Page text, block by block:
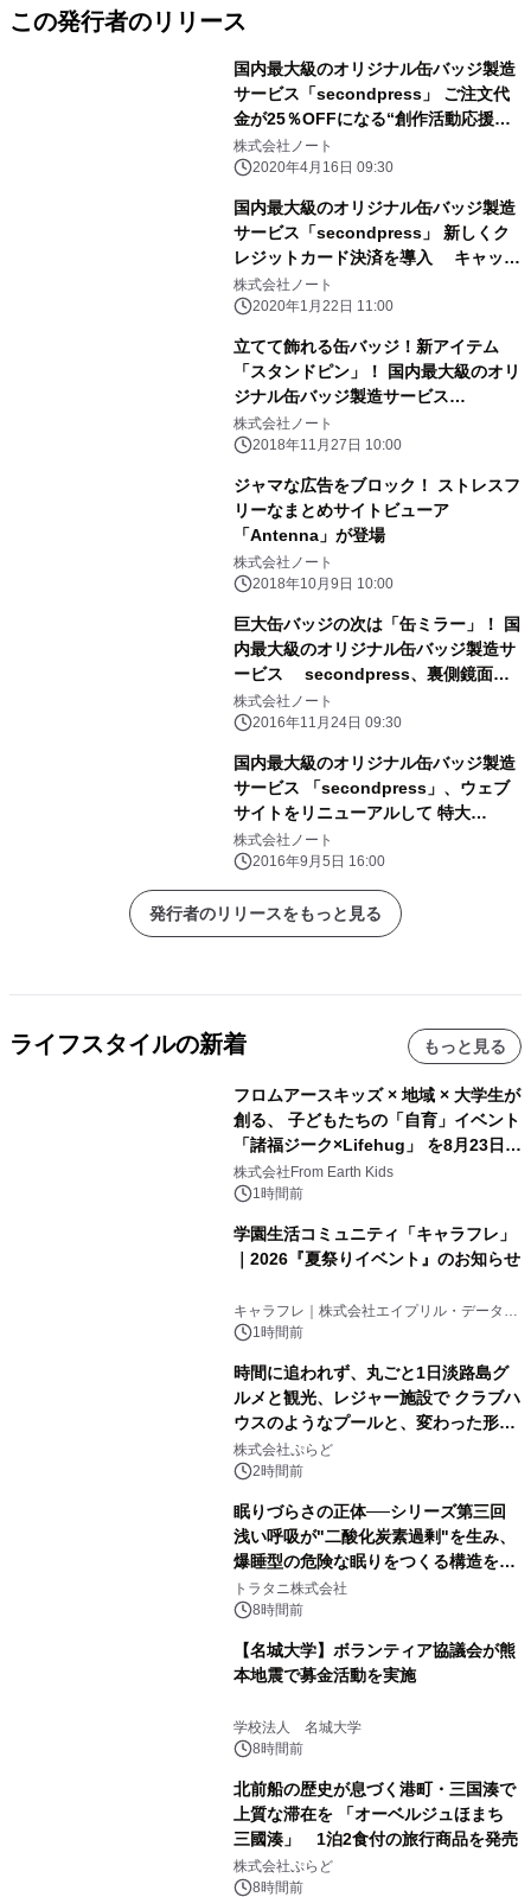
この発行者のリリース
国内最大級のオリジナル缶バッジ製造
サービス「secondpress」 ご注文代
金が25％OFFになる“創作活動応援キ
ャンペーン”開始
株式会社ノート
2020年4月16日 09:30
国内最大級のオリジナル缶バッジ製造
サービス「secondpress」 新しくク
レジットカード決済を導入 キャッシ
ュレス決済で5％還元！
株式会社ノート
2020年1月22日 11:00
立てて飾れる缶バッジ！新アイテム
「スタンドピン」！ 国内最大級のオリ
ジナル缶バッジ製造サービス
secondpress、 スタンド付の缶バッ
ジをリリース
株式会社ノート
2018年11月27日 10:00
ジャマな広告をブロック！ ストレスフ
リーなまとめサイトビューア
「Antenna」が登場
株式会社ノート
2018年10月9日 10:00
巨大缶バッジの次は「缶ミラー」！ 国
内最大級のオリジナル缶バッジ製造サ
ービス secondpress、裏側鏡面の
新製品をリリース
株式会社ノート
2016年11月24日 09:30
国内最大級のオリジナル缶バッジ製造
サービス 「secondpress」、ウェブ
サイトをリニューアルして 特大
100mm缶バッジをリリース
株式会社ノート
2016年9月5日 16:00
発行者のリリースをもっと見る
ライフスタイルの新着 もっと見る
フロムアースキッズ × 地域 × 大学生が
創る、 子どもたちの「自育」イベント
「諸福ジーク×Lifehug」 を8月23日
(日)開催
株式会社From Earth Kids
1時間前
学園生活コミュニティ「キャラフレ」
｜2026『夏祭りイベント』のお知らせ
キャラフレ｜株式会社エイプリル・データ・
デザインズ
1時間前
時間に追われず、丸ごと1日淡路島グ
ルメと観光、レジャー施設で クラブハ
ウスのようなプールと、変わった形の
サウナも 「THE BOXY AWAJI」のお
得な素泊まり連泊プランで
株式会社ぷらど
2時間前
眠りづらさの正体──シリーズ第三回
浅い呼吸が"二酸化炭素過剰"を生み、
爆睡型の危険な眠りをつくる構造を解
説
トラタニ株式会社
8時間前
【名城大学】ボランティア協議会が熊
本地震で募金活動を実施
学校法人 名城大学
8時間前
北前船の歴史が息づく港町・三国湊で
上質な滞在を 「オーベルジュほまち
三國湊」 1泊2食付の旅行商品を発売
株式会社ぷらど
8時間前